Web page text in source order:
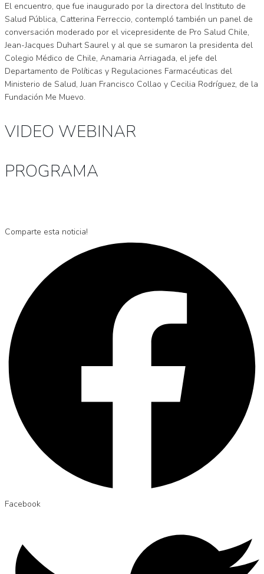
El encuentro, que fue inaugurado por la directora del Instituto de
Salud Pública, Catterina Ferreccio, contempló también un panel de
conversación moderado por el vicepresidente de Pro Salud Chile,
Jean-Jacques Duhart Saurel y al que se sumaron la presidenta del
Colegio Médico de Chile, Anamaria Arriagada, el jefe del
Departamento de Políticas y Regulaciones Farmacéuticas del
Ministerio de Salud, Juan Francisco Collao y Cecilia Rodríguez, de la
Fundación Me Muevo.
VIDEO WEBINAR
PROGRAMA
Comparte esta noticia!
Facebook